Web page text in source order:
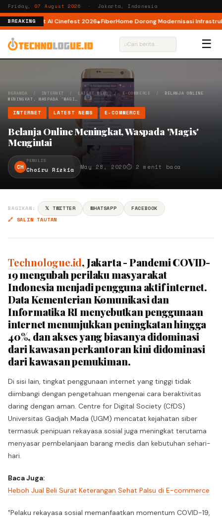
Friday, 07 August 2026 · Jakarta, Indonesia
BREAKING
AI lewat AI Cinefest 2026 FiberHome Dorong Modernisasi
⌕ ☰
BERANDA / INTERNET / LATEST NEWS / E-COMMERCE / BELANJA ONLINE
MENINGKAT, WASPADA 'MAGI…
INTERNET LATEST NEWS E-COMMERCE
Belanja Online Meningkat, Waspada 'Magis'
Mengintai
CH
PENULIS
Choiru Rizkia May 28, 2020⏱ 2 menit baca
BAGIKAN: 𝕏 TWITTER WHATSAPP
FACEBOOK
🔗 SALIN TAUTAN
Technologue.id, Jakarta - Pandemi COVID-
19 mengubah perilaku masyarakat
Indonesia menjadi pengguna aktif internet.
Data Kementerian Komunikasi dan
Informatika RI menyebutkan penggunaan
internet menunjukkan peningkatan hingga
40%, dan akses yang biasanya didominasi
dari kawasan perkantoran kini didominasi
dari kawasan pemukiman.
Di sisi lain, tingkat penggunaan internet yang tinggi tidak
diimbangi dengan pengetahuan mengenai cara beraktivitas
daring dengan aman. Centre for Digital Society (CfDS)
Universitas Gadjah Mada (UGM) mencatat kejahatan siber
termasuk penipuan rekayasa sosial juga meningkat terutama
menyasar pembelanjaan barang medis dan kebutuhan sehari-
hari.
Baca Juga:
Heboh Jual Beli Surat Keterangan Sehat Palsu di E-commerce
"Pelaku rekayasa sosial memanfaatkan momentum COVID-19,